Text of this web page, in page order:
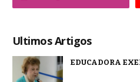
Ultimos Artigos
EDUCADORA